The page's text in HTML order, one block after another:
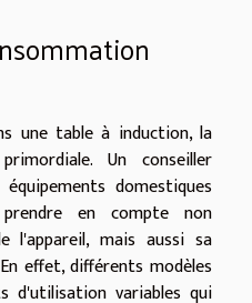
une table à induction, la
Un conseiller
domestiques
en compte non
l'appareil, mais aussi sa
effet, différents modèles
d'utilisation variables qui